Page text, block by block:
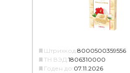
Штрихкод:8000500359556
ТН ВЭД:1806310000
Годен до: 07.11.2026